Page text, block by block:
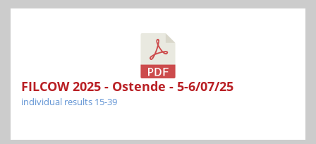
FILCOW 2025 - Ostende - 5-6/07/25
individual results 15-39